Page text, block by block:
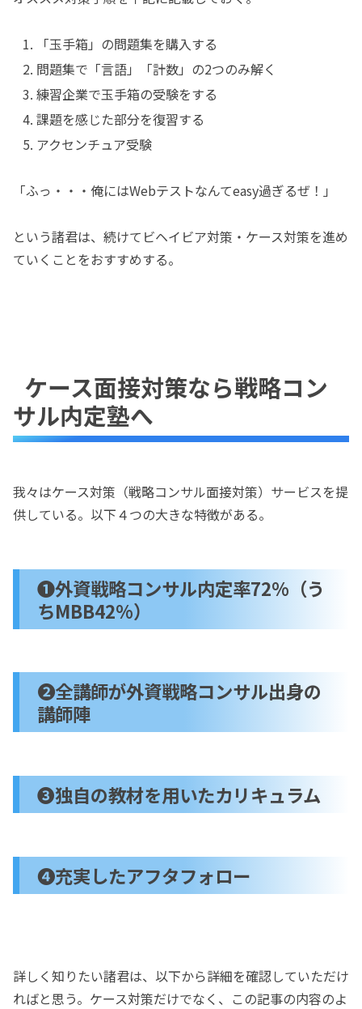
「玉手箱」の問題集を購入する
問題集で「言語」「計数」の2つのみ解く
練習企業で玉手箱の受験をする
課題を感じた部分を復習する
アクセンチュア受験
「ふっ・・・俺にはWebテストなんてeasy過ぎるぜ！」
という諸君は、続けてビヘイビア対策・ケース対策を進め
ていくことをおすすめする。
ケース面接対策なら戦略コン
サル内定塾へ
我々はケース対策（戦略コンサル面接対策）サービスを提
供している。以下４つの大きな特徴がある。
➊外資戦略コンサル内定率72%（う
ちMBB42%）
❷全講師が外資戦略コンサル出身の
講師陣
❸独自の教材を用いたカリキュラム
❹充実したアフタフォロー
詳しく知りたい諸君は、以下から詳細を確認していただけ
ればと思う。ケース対策だけでなく、この記事の内容のよ